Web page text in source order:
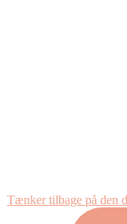
Tænker tilbage på den